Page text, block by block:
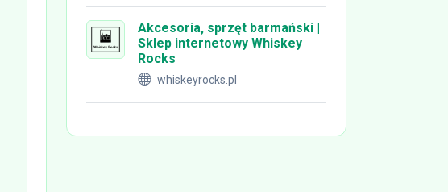
Akcesoria, sprzęt barmański |
Sklep internetowy Whiskey
Rocks
whiskeyrocks.pl